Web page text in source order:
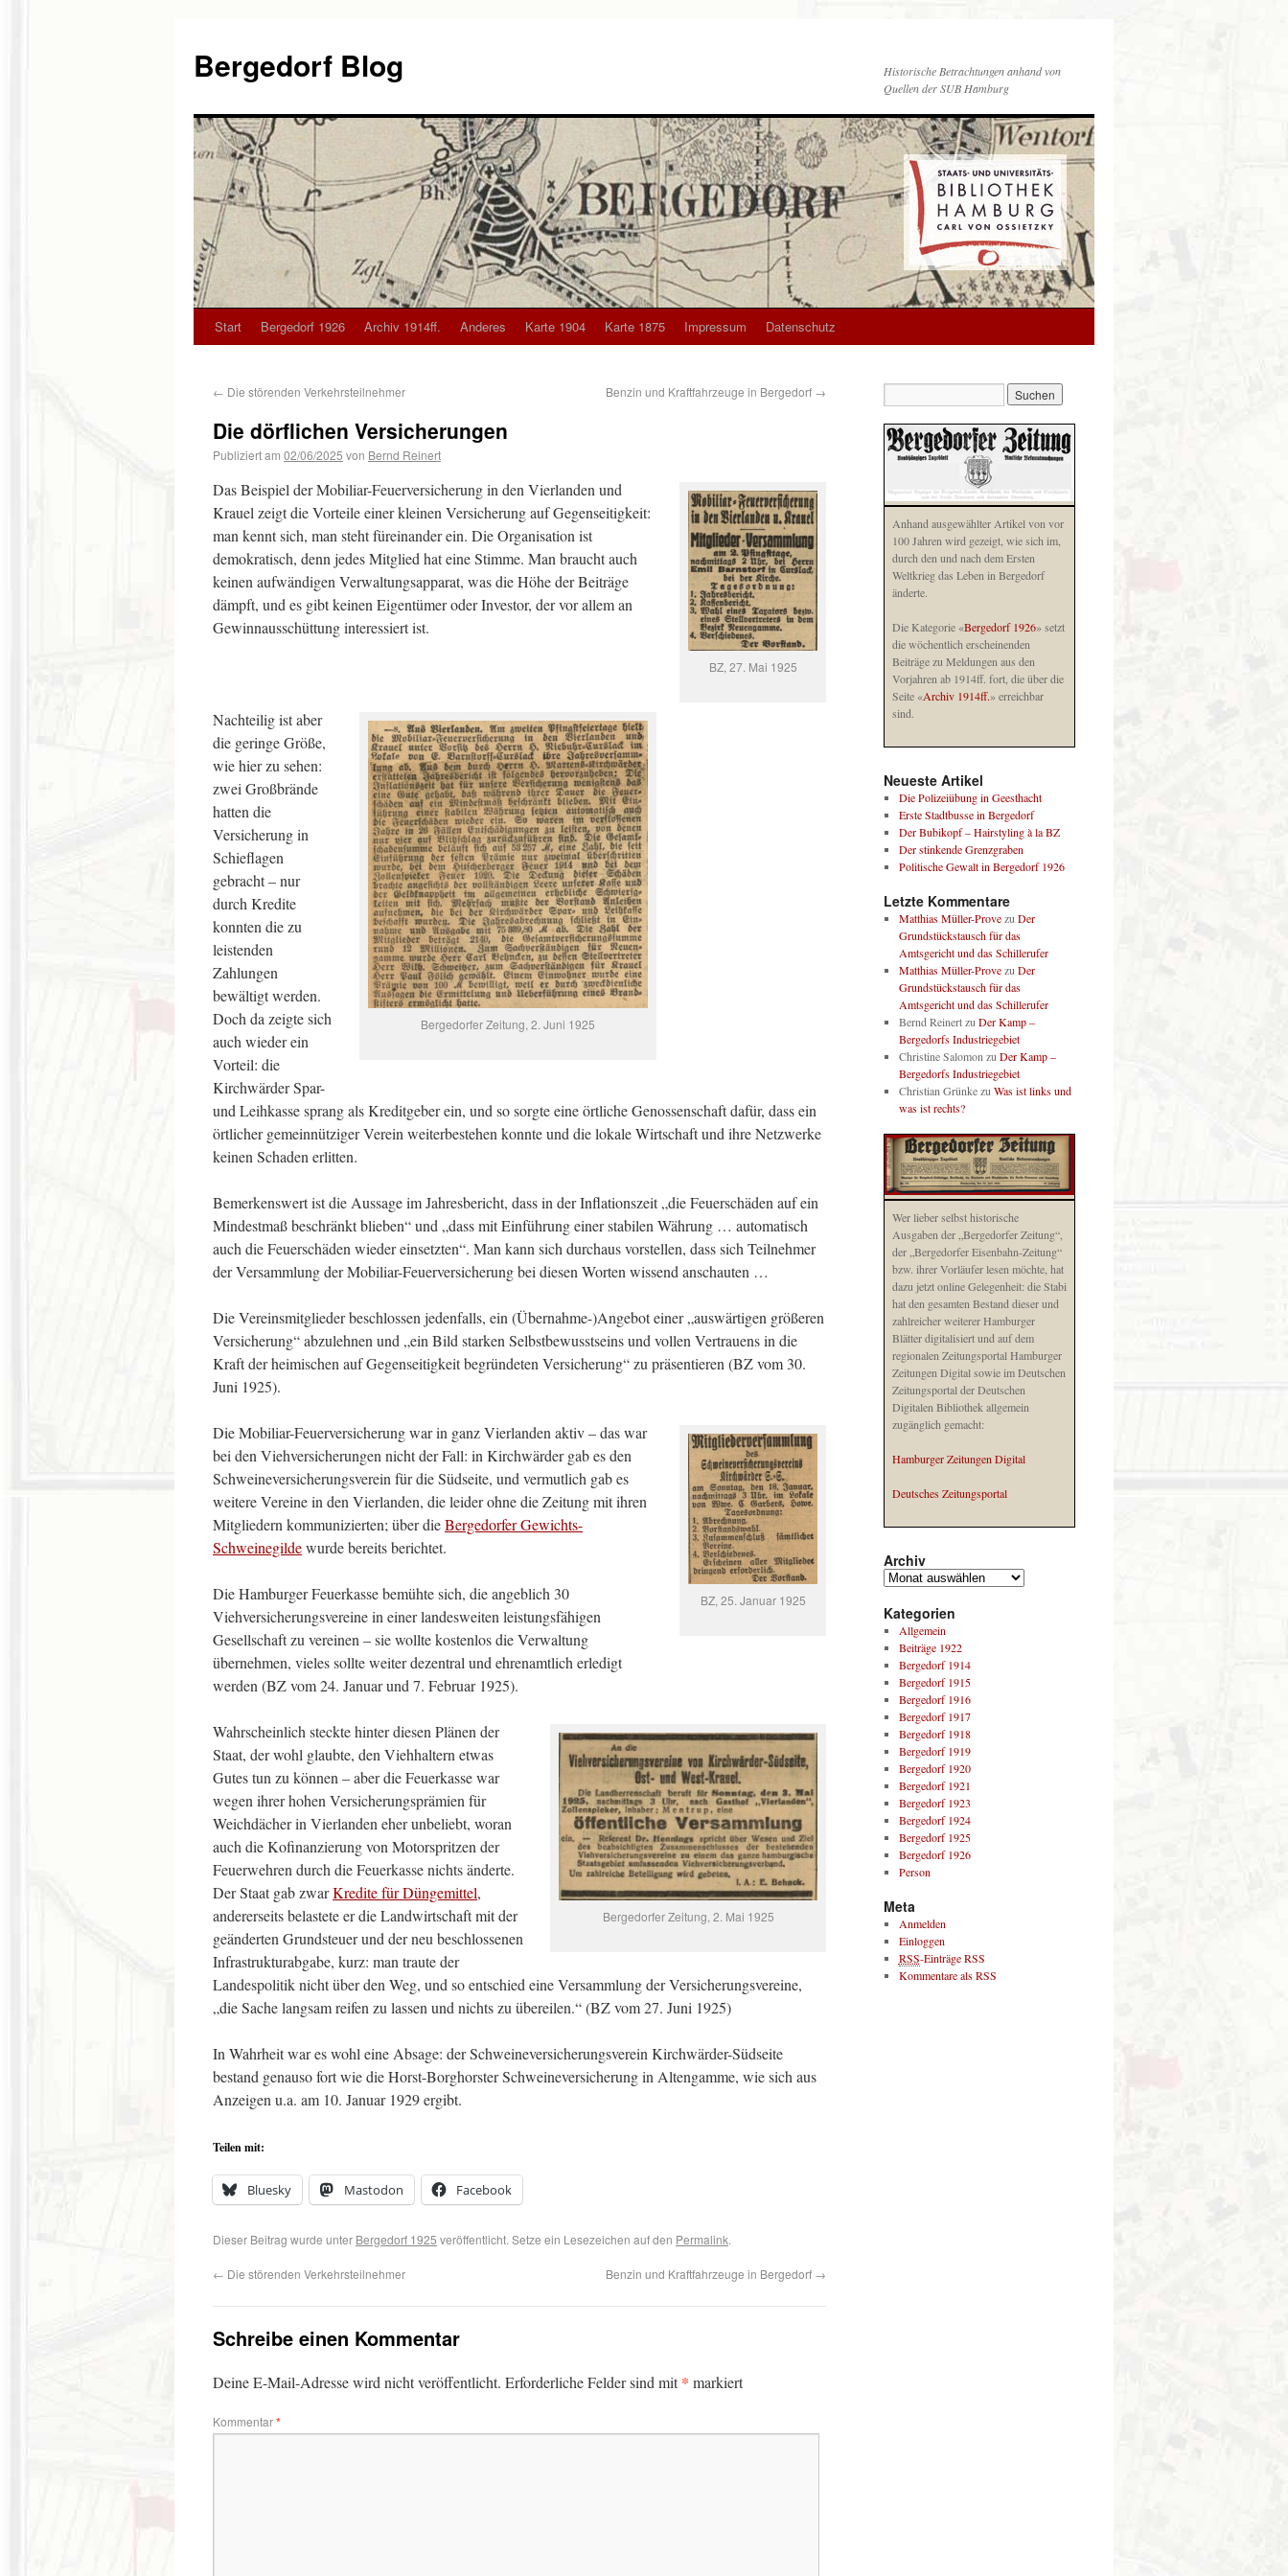
Bergedorf Blog
Historische Betrachtungen anhand von
Quellen der SUB Hamburg
Start Bergedorf 1926 Archiv 1914ff. Anderes Karte 1904 Karte 1875 Impressum Datenschutz
← Die störenden Verkehrsteilnehmer Benzin und Kraftfahrzeuge in Bergedorf →
Die dörflichen Versicherungen
Publiziert am 02/06/2025 von Bernd Reinert
BZ, 27. Mai 1925
Das Beispiel der Mobiliar-Feuerversicherung in den Vierlanden und
Krauel zeigt die Vorteile einer kleinen Versicherung auf Gegenseitigkeit:
man kennt sich, man steht füreinander ein. Die Organisation ist
demokratisch, denn jedes Mitglied hat eine Stimme. Man braucht auch
keinen aufwändigen Verwaltungsapparat, was die Höhe der Beiträge
dämpft, und es gibt keinen Eigentümer oder Investor, der vor allem an
Gewinnausschüttung interessiert ist.
Bergedorfer Zeitung, 2. Juni 1925
Nachteilig ist aber
die geringe Größe,
wie hier zu sehen:
zwei Großbrände
hatten die
Versicherung in
Schieflagen
gebracht – nur
durch Kredite
konnten die zu
leistenden
Zahlungen
bewältigt werden.
Doch da zeigte sich
auch wieder ein
Vorteil: die
Kirchwärder Spar-
und Leihkasse sprang als Kreditgeber ein, und so sorgte eine örtliche Genossenschaft dafür, dass ein
örtlicher gemeinnütziger Verein weiterbestehen konnte und die lokale Wirtschaft und ihre Netzwerke
keinen Schaden erlitten.
Bemerkenswert ist die Aussage im Jahresbericht, dass in der Inflationszeit „die Feuerschäden auf ein
Mindestmaß beschränkt blieben“ und „dass mit Einführung einer stabilen Währung … automatisch
auch die Feuerschäden wieder einsetzten“. Man kann sich durchaus vorstellen, dass sich Teilnehmer
der Versammlung der Mobiliar-Feuerversicherung bei diesen Worten wissend anschauten …
Die Vereinsmitglieder beschlossen jedenfalls, ein (Übernahme-)Angebot einer „auswärtigen größeren
Versicherung“ abzulehnen und „ein Bild starken Selbstbewusstseins und vollen Vertrauens in die
Kraft der heimischen auf Gegenseitigkeit begründeten Versicherung“ zu präsentieren (BZ vom 30.
Juni 1925).
BZ, 25. Januar 1925
Die Mobiliar-Feuerversicherung war in ganz Vierlanden aktiv – das war
bei den Viehversicherungen nicht der Fall: in Kirchwärder gab es den
Schweineversicherungsverein für die Südseite, und vermutlich gab es
weitere Vereine in den Vierlanden, die leider ohne die Zeitung mit ihren
Mitgliedern kommunizierten; über dieBergedorfer Gewichts-
Schweinegildewurde bereits berichtet.
Die Hamburger Feuerkasse bemühte sich, die angeblich 30
Viehversicherungsvereine in einer landesweiten leistungsfähigen
Gesellschaft zu vereinen – sie wollte kostenlos die Verwaltung
übernehmen, vieles sollte weiter dezentral und ehrenamtlich erledigt
werden (BZ vom 24. Januar und 7. Februar 1925).
Bergedorfer Zeitung, 2. Mai 1925
Wahrscheinlich steckte hinter diesen Plänen der
Staat, der wohl glaubte, den Viehhaltern etwas
Gutes tun zu können – aber die Feuerkasse war
wegen ihrer hohen Versicherungsprämien für
Weichdächer in Vierlanden eher unbeliebt, woran
auch die Kofinanzierung von Motorspritzen der
Feuerwehren durch die Feuerkasse nichts änderte.
Der Staat gab zwarKredite für Düngemittel,
andererseits belastete er die Landwirtschaft mit der
geänderten Grundsteuer und der neu beschlossenen
Infrastrukturabgabe, kurz: man traute der
Landespolitik nicht über den Weg, und so entschied eine Versammlung der Versicherungsvereine,
„die Sache langsam reifen zu lassen und nichts zu übereilen.“ (BZ vom 27. Juni 1925)
In Wahrheit war es wohl eine Absage: der Schweineversicherungsverein Kirchwärder-Südseite
bestand genauso fort wie die Horst-Borghorster Schweineversicherung in Altengamme, wie sich aus
Anzeigen u.a. am 10. Januar 1929 ergibt.
Teilen mit:
Bluesky Mastodon Facebook
Dieser Beitrag wurde unter Bergedorf 1925 veröffentlicht. Setze ein Lesezeichen auf den Permalink.
← Die störenden Verkehrsteilnehmer Benzin und Kraftfahrzeuge in Bergedorf →
Schreibe einen Kommentar
Deine E-Mail-Adresse wird nicht veröffentlicht. Erforderliche Felder sind mit* markiert
Kommentar*
Anhand ausgewählter Artikel von vor
100 Jahren wird gezeigt, wie sich im,
durch den und nach dem Ersten
Weltkrieg das Leben in Bergedorf
änderte.
Die Kategorie «Bergedorf 1926» setzt
die wöchentlich erscheinenden
Beiträge zu Meldungen aus den
Vorjahren ab 1914ff. fort, die über die
Seite «Archiv 1914ff.» erreichbar
sind.
Neueste Artikel
Die Polizeiübung in Geesthacht
Erste Stadtbusse in Bergedorf
Der Bubikopf – Hairstyling à la BZ
Der stinkende Grenzgraben
Politische Gewalt in Bergedorf 1926
Letzte Kommentare
Matthias Müller-Provezu Der
Grundstückstausch für das
Amtsgericht und das Schillerufer
Matthias Müller-Provezu Der
Grundstückstausch für das
Amtsgericht und das Schillerufer
Bernd Reinertzu Der Kamp –
Bergedorfs Industriegebiet
Christine Salomon zu Der Kamp –
Bergedorfs Industriegebiet
Christian Grünkezu Was ist links und
was ist rechts?
Wer lieber selbst historische
Ausgaben der „Bergedorfer Zeitung“,
der „Bergedorfer Eisenbahn-Zeitung“
bzw. ihrer Vorläufer lesen möchte, hat
dazu jetzt online Gelegenheit: die Stabi
hat den gesamten Bestand dieser und
zahlreicher weiterer Hamburger
Blätter digitalisiert und auf dem
regionalen Zeitungsportal Hamburger
Zeitungen Digital sowie im Deutschen
Zeitungsportal der Deutschen
Digitalen Bibliothek allgemein
zugänglich gemacht:
Hamburger Zeitungen Digital
Deutsches Zeitungsportal
Archiv
Kategorien
Allgemein
Beiträge 1922
Bergedorf 1914
Bergedorf 1915
Bergedorf 1916
Bergedorf 1917
Bergedorf 1918
Bergedorf 1919
Bergedorf 1920
Bergedorf 1921
Bergedorf 1923
Bergedorf 1924
Bergedorf 1925
Bergedorf 1926
Person
Meta
Anmelden
Einloggen
RSS-Einträge RSS
Kommentare als RSS